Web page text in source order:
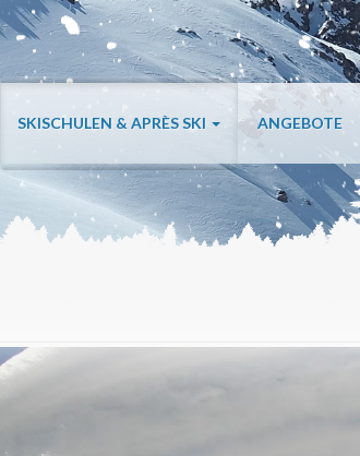
SKISCHULEN & APRÈS SKI ANGEBOTE